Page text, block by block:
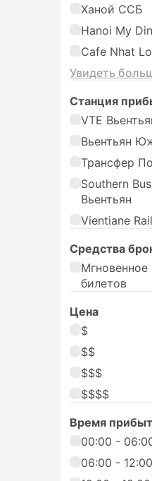
Ханой ССБ
Hanoi My
Cafe Nhat
Увидеть
Станция
VTE
Вьентьян
Трансфер
Southern
Вьентьян
Vientiane
Средства
билетов
Цена
$
$$
$$$
$$$$
Время
00:00 -
06:00 - 12:00